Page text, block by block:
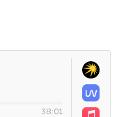
38:01